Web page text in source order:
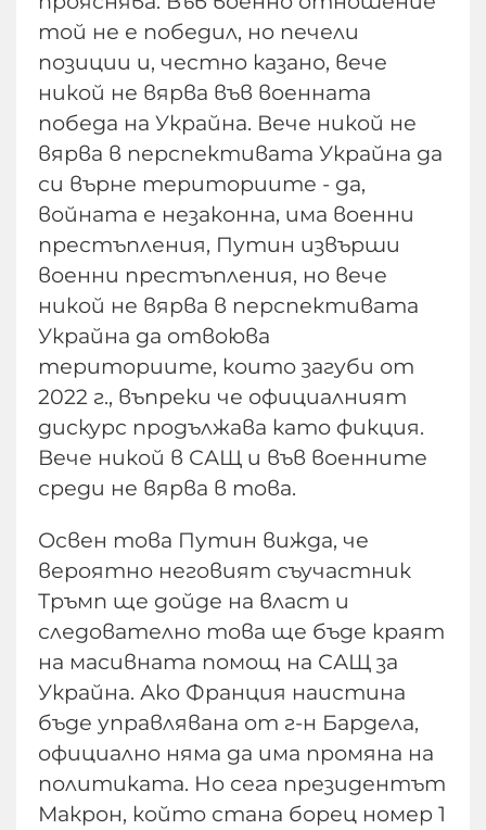
той не е победил, но печели
позиции и, честно казано, вече
никой не вярва във военната
победа на Украйна. Вече никой не
вярва в перспективата Украйна да
си върне териториите - да,
войната е незаконна, има военни
престъпления, Путин извърши
военни престъпления, но вече
никой не вярва в перспективата
Украйна да отвоюва
териториите, които загуби от
2022 г., въпреки че официалният
дискурс продължава като фикция.
Вече никой в САЩ и във военните
среди не вярва в това.
Освен това Путин вижда, че
вероятно неговият съучастник
Тръмп ще дойде на власт и
следователно това ще бъде краят
на масивната помощ на САЩ за
Украйна. Ако Франция наистина
бъде управлявана от г-н Бардела,
официално няма да има промяна на
политиката. Но сега президентът
Макрон, който стана борец номер 1